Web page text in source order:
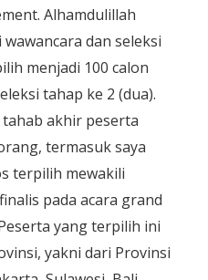
Alhamdulillah
dan seleksi
menjadi 100 calon
tahap ke 2 (dua).
akhir peserta
termasuk saya
terpilih mewakili
pada acara grand
yang terpilih ini
yakni dari Provinsi